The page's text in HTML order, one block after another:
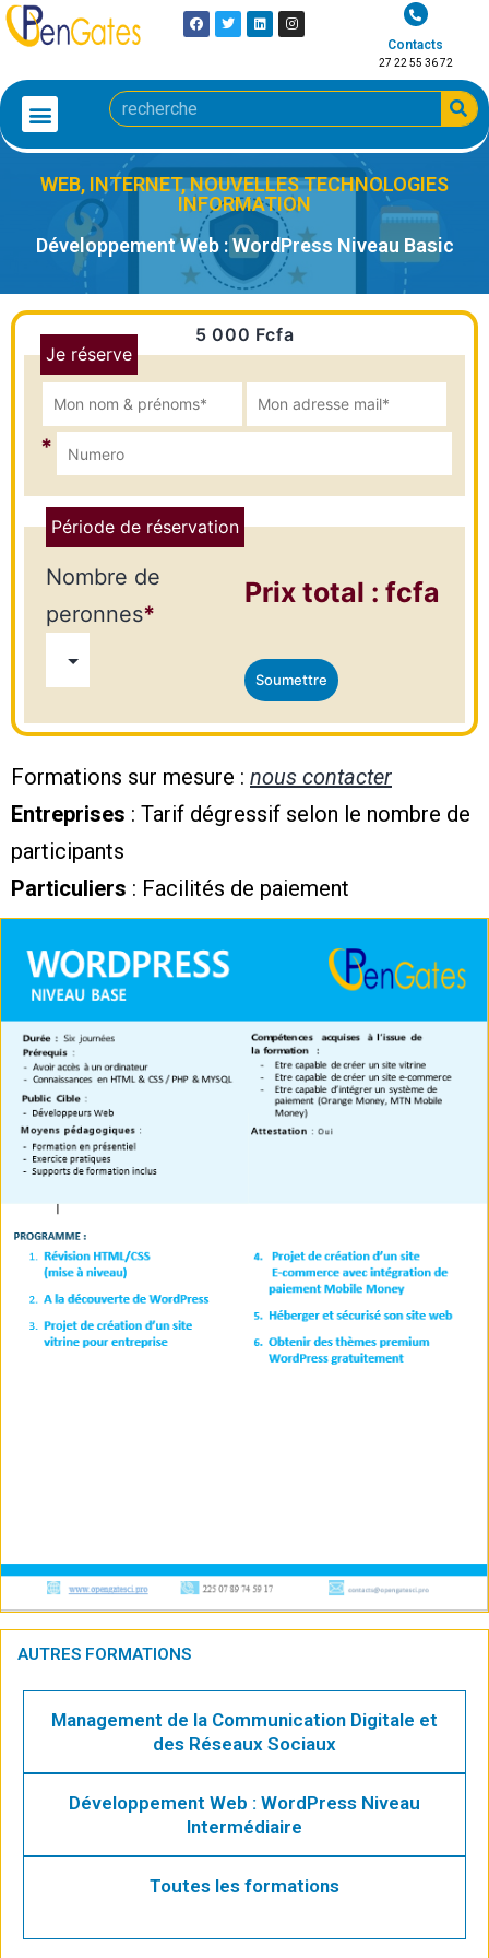
Contacts
27 22 55 36 72
WEB, INTERNET, NOUVELLES TECHNOLOGIES
INFORMATION
Développement Web : WordPress Niveau Basic
AUTRES FORMATIONS
Management de la Communication Digitale et
des Réseaux Sociaux
Développement Web : WordPress Niveau
Intermédiaire
Toutes les formations
5 000 Fcfa
Je réserve
*
Période de réservation
Nombre de
peronnes*
Prix total : fcfa
Formations sur mesure : nous contacter
Entreprises : Tarif dégressif selon le nombre de
participants
Particuliers : Facilités de paiement